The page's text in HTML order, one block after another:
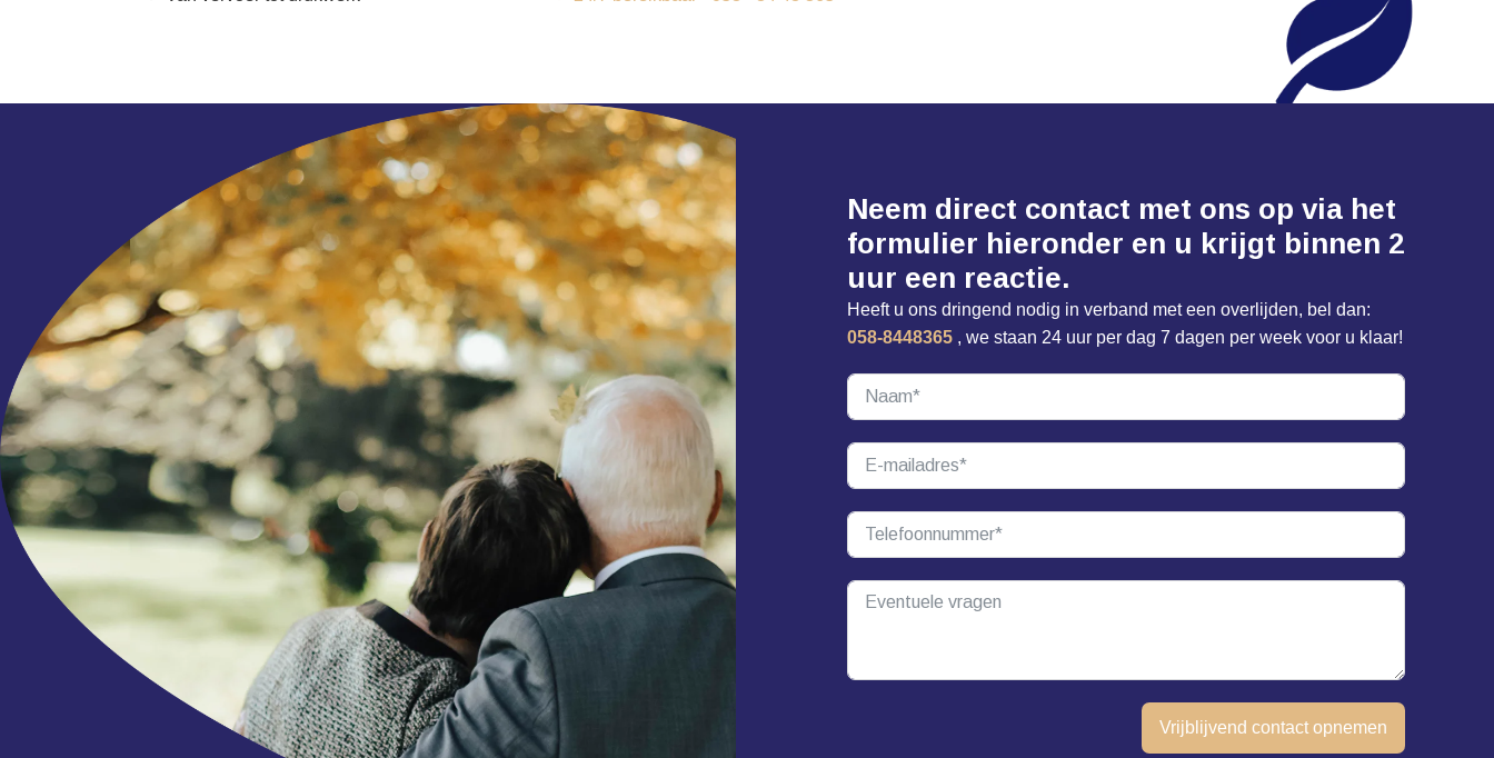
Neem direct contact met ons op via het
formulier hieronder en u krijgt binnen 2
uur een reactie.
Heeft u ons dringend nodig in verband met een overlijden, bel dan:
058-8448365 ​, we staan 24 uur per dag 7 dagen per week voor u klaar!
Vrijblijvend contact opnemen